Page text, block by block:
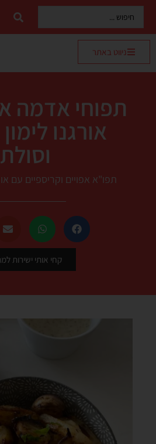
ניווט באתר
תפוחי אדמה
אורגנו
וסולת
תפו"א אפויים וקריספיים עם
קחי אותי ישירות